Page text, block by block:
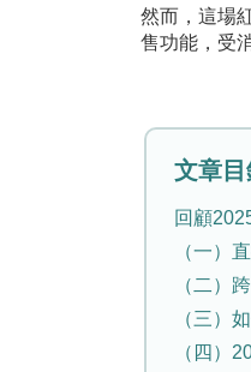
然而，這場
售功能，受
文章目
回顧
（一）
（二）
（三）
（四）